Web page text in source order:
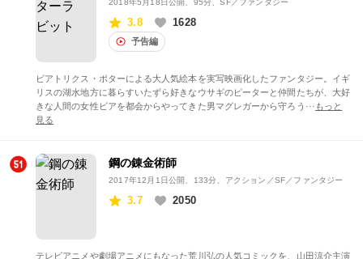
2018年5月18日公開、95分、SF／ファンタジー
3.8 1628
予告編
ビアトリクス・ポターによる大人気絵本を実写映画化したファンタジー。イギ
リスの湖水地方に暮らすいたずら好きなウサギのピーターと仲間たちが、大好
きな人間の女性ビアを都会からやってきた男マグレガーから守ろう··· もっと
見る
鋼の錬金術師
2017年12月1日公開 、133分、アクション／SF／ファンタジー
3.7 2050
テレビアニメや劇場アニメにもなった荒川弘の人気コミックを、山田涼介主演